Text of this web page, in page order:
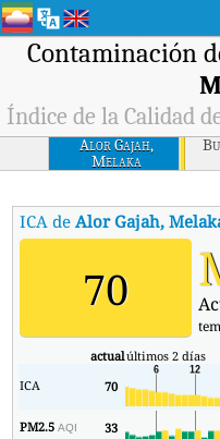
Contaminación
Índice de la Calidad
Alor Gajah,
Melaka
ICA deAlor Gajah,
70
actualúltimos 2 días
ICA
70
PM2.5AQI 33